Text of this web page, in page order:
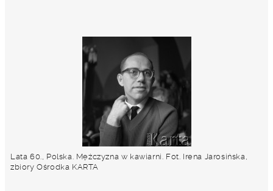
Lata 60., Polska. Mężczyzna w kawiarni. Fot. Irena Jarosińska,
zbiory Ośrodka KARTA